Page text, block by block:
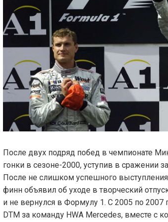
После двух подряд побед в чемпионате
гонки в сезоне-2000, уступив в сражении
После не слишком успешного
финн объявил об уходе в творческий
и не вернулся в Формулу 1. С 2005 по 2007
DTM за команду HWA Mercedes, вместе с